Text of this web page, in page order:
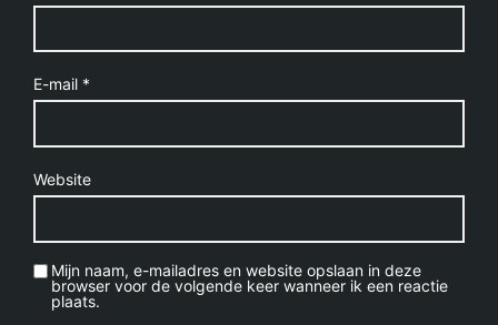
E-mail *
Website
Mijn naam, e-mailadres en website opslaan in deze
browser voor de volgende keer wanneer ik een reactie
plaats.